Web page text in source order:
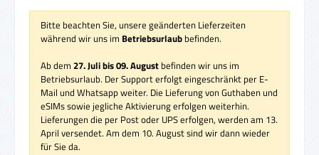
Bitte beachten Sie, unsere geänderten Lieferzeiten
während wir uns im Betriebsurlaub befinden.
Ab dem 27. Juli bis 09. August befinden wir uns im
Betriebsurlaub. Der Support erfolgt eingeschränkt per E-
Mail und Whatsapp weiter. Die Lieferung von Guthaben und
eSIMs sowie jegliche Aktivierung erfolgen weiterhin.
Lieferungen die per Post oder UPS erfolgen, werden am 13.
April versendet. Am dem 10. August sind wir dann wieder
für Sie da.